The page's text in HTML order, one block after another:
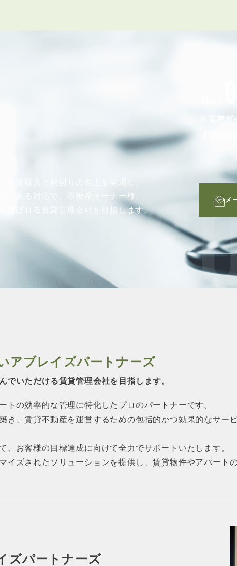
家賃収入と利回りの向上を実現し、
のある対応で、不動産オーナー様、
一選ばれる賃貸管理会社を目指します。
※音声ガ
【受付
メ
アブレイズパートナーズ
でいただける賃貸管理会社を目指します。
トの効率的な管理に特化したプロのパートナーです。
き、賃貸不動産を運営するための包括的かつ効果的なサー
、お客様の目標達成に向けて全力でサポートいたします。
イズされたソリューションを提供し、賃貸物件やアパート
ズパートナーズ